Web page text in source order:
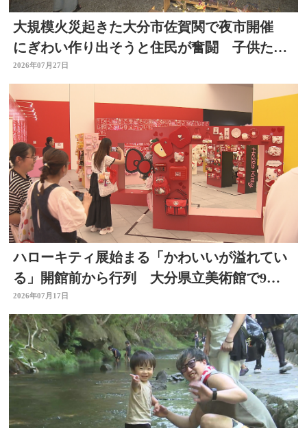
大規模火災起きた大分市佐賀関で夜市開催
にぎわい作り出そうと住民が奮闘 子供たち
も出店に挑戦 大分
2026年07月27日
ハローキティ展始まる「かわいいが溢れてい
る」開館前から行列 大分県立美術館で9月
23日まで
2026年07月17日